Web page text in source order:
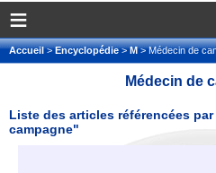
≡
Accueil>Encyclopédie>M> Médecin de
Médecin de
Liste des articles référencées
campagne"